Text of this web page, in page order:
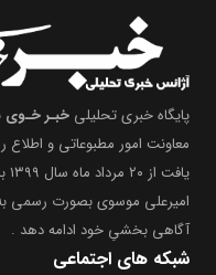
پایگاه خبری تحلیلی خبـر خـوی
معاونت امور مطبوعاتی و
امیرعلی موسوی بصورت رسمی
آگاهی بخشیِ خود ادامه دهد .
شبکه های اجتماعی